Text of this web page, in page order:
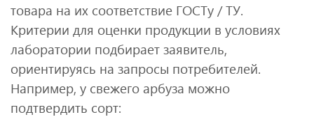
товара на их соответствие ГОСТу / ТУ.
Критерии для оценки продукции в условиях
лаборатории подбирает заявитель,
ориентируясь на запросы потребителей.
Например, у свежего арбуза можно
подтвердить сорт: